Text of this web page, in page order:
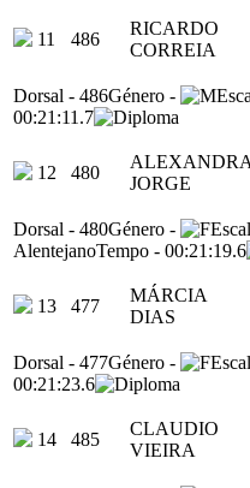
11 486
RICARDO
CORREIA
Dorsal - 486Género -
00:21:11.7
12 480
ALEXANDRA
JORGE
Dorsal - 480Género -
AlentejanoTempo - 00:21:19.6
13 477
MÁRCIA
DIAS
Dorsal - 477Género -
00:21:23.6
14 485
CLAUDIO
VIEIRA